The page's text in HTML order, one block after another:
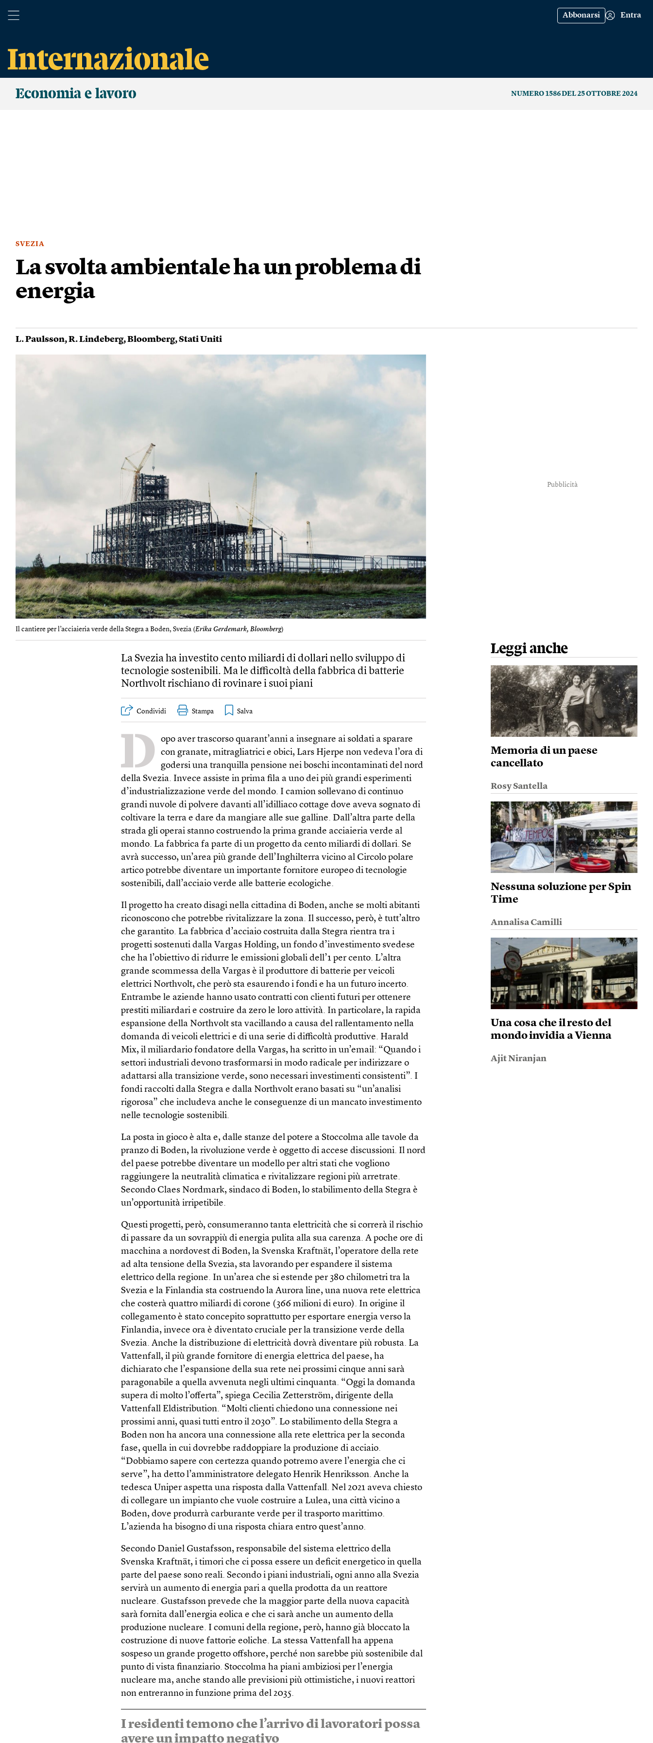
Abbonarsi Entra
Economia e lavoro NUMERO 1586 DEL 25 OTTOBRE 2024
SVEZIA
La svolta ambientale ha un problema di
energia
L. Paulsson,R. Lindeberg,Bloomberg,Stati Uniti
Il cantiere per l’acciaieria verde della Stegra a Boden, Svezia (Erika Gerdemark, Bloomberg)
Pubblicità
La Svezia ha investito cento miliardi di dollari nello sviluppo di
tecnologie sostenibili. Ma le difficoltà della fabbrica di batterie
Northvolt rischiano di rovinare i suoi piani
Condividi Stampa
D
opo aver trascorso quarant’anni a insegnare ai soldati a sparare
con granate, mitragliatrici e obici, Lars Hjerpe non vedeva l’ora di
godersi una tranquilla pensione nei boschi incontaminati del nord
della Svezia. Invece assiste in prima fila a uno dei più grandi esperimenti
d’industrializzazione verde del mondo. I camion sollevano di continuo
grandi nuvole di polvere davanti all’idilliaco cottage dove aveva sognato di
coltivare la terra e dare da mangiare alle sue galline. Dall’altra parte della
strada gli operai stanno costruendo la prima grande acciaieria verde al
mondo. La fabbrica fa parte di un progetto da cento miliardi di dollari. Se
avrà successo, un’area più grande dell’Inghilterra vicino al Circolo polare
artico potrebbe diventare un importante fornitore europeo di tecnologie
sostenibili, dall’acciaio verde alle batterie ecologiche.
Il progetto ha creato disagi nella cittadina di Boden, anche se molti abitanti
riconoscono che potrebbe rivitalizzare la zona. Il successo, però, è tutt’altro
che garantito. La fabbrica d’acciaio costruita dalla Stegra rientra tra i
progetti sostenuti dalla Vargas Holding, un fondo d’investimento svedese
che ha l’obiettivo di ridurre le emissioni globali dell’1 per cento. L’altra
grande scommessa della Vargas è il produttore di batterie per veicoli
elettrici Northvolt, che però sta esaurendo i fondi e ha un futuro incerto.
Entrambe le aziende hanno usato contratti con clienti futuri per ottenere
prestiti miliardari e costruire da zero le loro attività. In particolare, la rapida
espansione della Northvolt sta vacillando a causa del rallentamento nella
domanda di veicoli elettrici e di una serie di difficoltà produttive. Harald
Mix, il miliardario fondatore della Vargas, ha scritto in un’email: “Quando i
settori industriali devono trasformarsi in modo radicale per indirizzare o
adattarsi alla transizione verde, sono necessari investimenti consistenti”. I
fondi raccolti dalla Stegra e dalla Northvolt erano basati su “un’analisi
rigorosa” che includeva anche le conseguenze di un mancato investimento
nelle tecnologie sostenibili.
La posta in gioco è alta e, dalle stanze del potere a Stoccolma alle tavole da
pranzo di Boden, la rivoluzione verde è oggetto di accese discussioni. Il nord
del paese potrebbe diventare un modello per altri stati che vogliono
raggiungere la neutralità climatica e rivitalizzare regioni più arretrate.
Secondo Claes Nord­mark, sindaco di Boden, lo stabilimento della Stegra è
un’opportunità irripetibile.
Questi progetti, però, consumeranno tanta elettricità che si correrà il rischio
di passare da un sovrappiù di energia pulita alla sua carenza. A poche ore di
macchina a nordovest di Boden, la Svenska Kraft­nät, l’operatore della rete
ad alta tensione della Svezia, sta lavorando per espandere il sistema
elettrico della regione. In un’area che si estende per 380 chilometri tra la
Svezia e la Finlandia sta costruendo la Aurora line, una nuova rete elettrica
che costerà quattro miliardi di corone (366 milioni di euro). In origine il
collegamento è stato concepito soprattutto per esportare energia verso la
Finlandia, invece ora è diventato cruciale per la transizione verde della
Svezia. Anche la distribuzione di elettricità dovrà diventare più robusta. La
Vattenfall, il più grande fornitore di energia elettrica del paese, ha
dichiarato che l’espansione della sua rete nei prossimi cinque anni sarà
paragonabile a quella avvenuta negli ultimi cinquanta. “Oggi la domanda
supera di molto l’offerta”, spiega Cecilia Zetterström, dirigente della
Vattenfall Eldistribution. “Molti clienti chiedono una connessione nei
prossimi anni, quasi tutti entro il 2030”. Lo stabilimento della Stegra a
Boden non ha ancora una connessione alla rete elettrica per la seconda
fase, quella in cui dovrebbe raddoppiare la produzione di acciaio.
“Dobbiamo sapere con certezza quando potremo avere l’energia che ci
serve”, ha detto l’amministratore delegato Henrik Henriksson. Anche la
tedesca Uniper aspetta una risposta dalla Vattenfall. Nel 2021 aveva chiesto
di collegare un impianto che vuole costruire a Lulea, una città vicino a
Boden, dove produrrà carburante verde per il trasporto marittimo.
L’azienda ha bisogno di una risposta chiara entro quest’anno.
Secondo Daniel Gustafsson, responsabile del sistema elettrico della
Svenska Kraftnät, i timori che ci possa essere un deficit energetico in quella
parte del paese sono reali. Secondo i piani industriali, ogni anno alla Svezia
servirà un aumento di energia pari a quella prodotta da un reattore
nucleare. Gustafsson prevede che la maggior parte della nuova capacità
sarà fornita dall’energia eolica e che ci sarà anche un aumento della
produzione nucleare. I comuni della regione, però, hanno già bloccato la
costruzione di nuove fattorie eoliche. La stessa Vattenfall ha appena
sospeso un grande progetto offshore, perché non sarebbe più sostenibile dal
punto di vista finanziario. Stoccolma ha piani ambiziosi per l’energia
nucleare ma, anche stando alle previsioni più ottimistiche, i nuovi reattori
non entreranno in funzione prima del 2035.
I residenti temono che l’arrivo di lavoratori possa
avere un impatto negativo
Leggi anche
Memoria di un paese
cancellato
Rosy Santella
Nessuna soluzione per Spin
Time
Annalisa Camilli
Una cosa che il resto del
mondo invidia a Vienna
Ajit Niranjan